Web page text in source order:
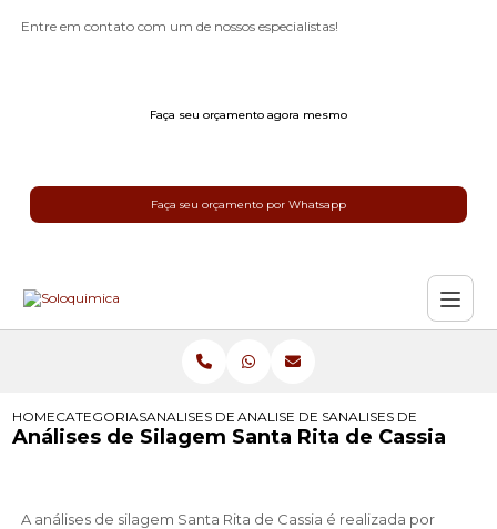
Entre em contato com um de nossos especialistas!
Faça seu orçamento agora mesmo
Faça seu orçamento por Whatsapp
HOMECATEGORIASANALISES DE SILAGEMANALISE DE SILAGEM IDEAL
ANALISES DE SILAGEM
Análises de Silagem Santa Rita de Cassia
A análises de silagem Santa Rita de Cassia é realizada por